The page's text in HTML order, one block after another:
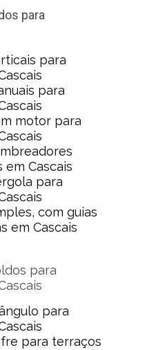
para
para
motor para
Cascais
para
com guias
em Cascais
para
para terraços